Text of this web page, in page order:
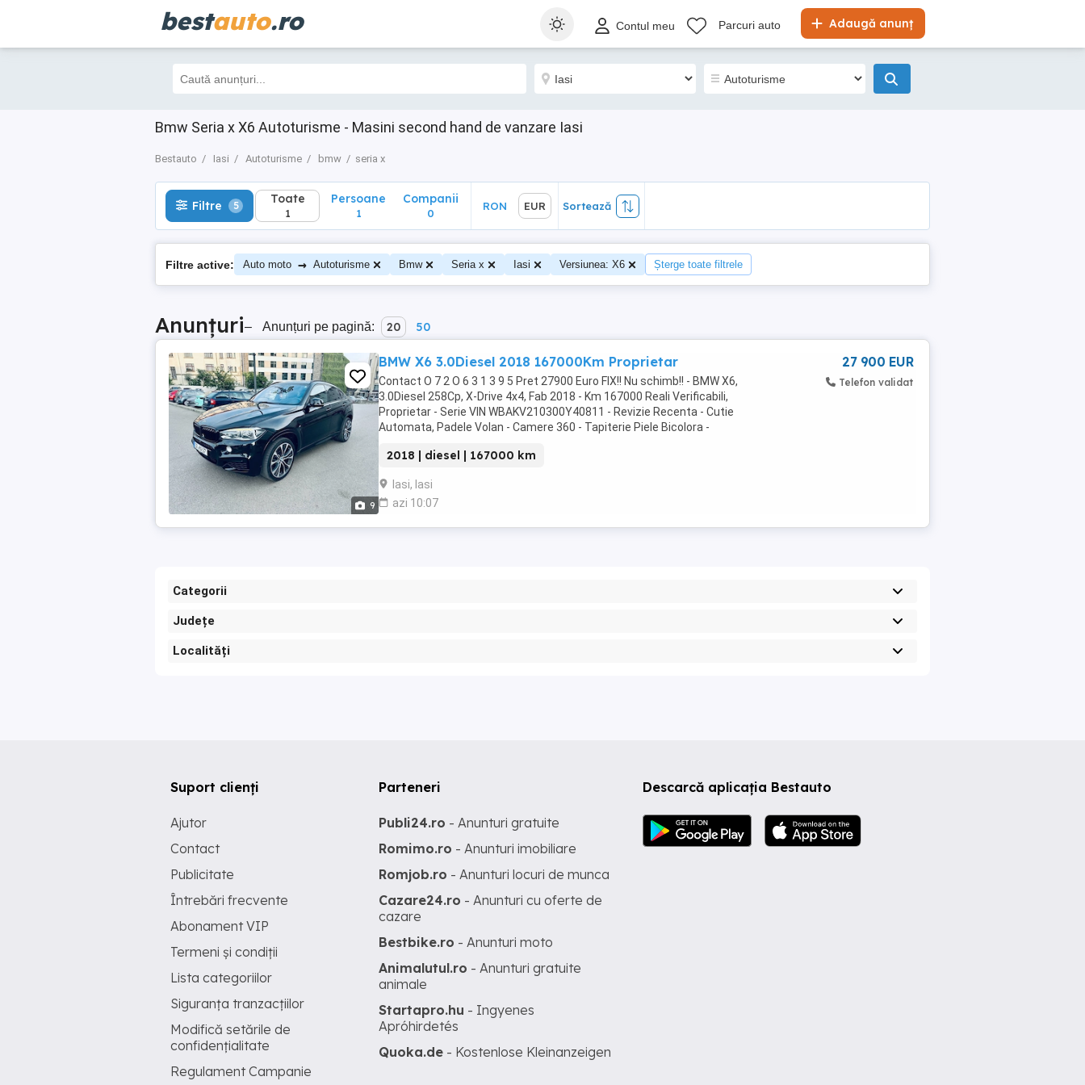
bestauto.ro Adaugă anunț
Contul meu Parcuri auto
Bmw Seria x X6 Autoturisme - Masini second hand de vanzare Iasi
Bestauto Iasi Autoturisme bmw seria x
Filtre 5 Toate
1
Sortează
Filtre 5 Toate
1
Persoane
1
Companii
0
RON EUR Sortează
Filtre active: Auto moto → Autoturisme Bmw Seria x Iasi Versiunea: X6 Șterge toate filtrele
Anunțuri– Anunțuri pe pagină: 20 50
9
BMW X6 3.0Diesel 2018 167000Km Proprietar
Contact O 7 2 O 6 3 1 3 9 5 Pret 27900 Euro FIX!! Nu schimb!! - BMW X6,
3.0Diesel 258Cp, X-Drive 4x4, Fab 2018 - Km 167000 Reali Verificabili,
Proprietar - Serie VIN WBAKV210300Y40811 - Revizie Recenta - Cutie
Automata, Padele Volan - Camere 360 - Tapiterie Piele Bicolora -
2018 | diesel | 167000 km
Iasi, Iasi
azi 10:07
27 900 EUR
Telefon validat
Categorii
Județe
Localități
Descarcă aplicația Bestauto
Suport clienți
Ajutor
Contact
Publicitate
Întrebări frecvente
Abonament VIP
Termeni și condiții
Lista categoriilor
Siguranța tranzacțiilor
Modifică setările de
confidențialitate
Regulament Campanie
Parteneri
Publi24.ro - Anunturi gratuite
Romimo.ro - Anunturi imobiliare
Romjob.ro - Anunturi locuri de munca
Cazare24.ro - Anunturi cu oferte de
cazare
Bestbike.ro - Anunturi moto
Animalutul.ro - Anunturi gratuite
animale
Startapro.hu - Ingyenes
Apróhirdetés
Quoka.de - Kostenlose Kleinanzeigen